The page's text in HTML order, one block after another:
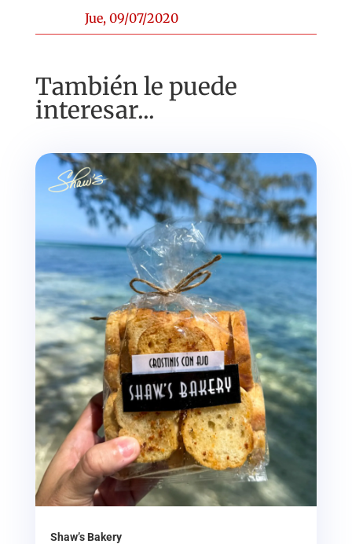
Jue, 09/07/2020
También le puede
interesar...
Shaw’s Bakery